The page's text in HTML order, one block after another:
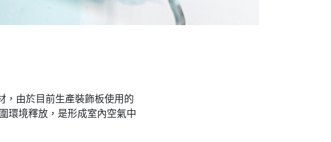
，由於目前生產裝飾板使用的
環境釋放，是形成室內空氣中